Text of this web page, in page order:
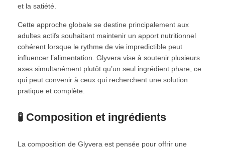
et la satiété.
Cette approche globale se destine principalement aux
adultes actifs souhaitant maintenir un apport nutritionnel
cohérent lorsque le rythme de vie impredictible peut
influencer l’alimentation. Glyvera vise à soutenir plusieurs
axes simultanément plutôt qu’un seul ingrédient phare, ce
qui peut convenir à ceux qui recherchent une solution
pratique et complète.
🧪 Composition et ingrédients
La composition de Glyvera est pensée pour offrir une